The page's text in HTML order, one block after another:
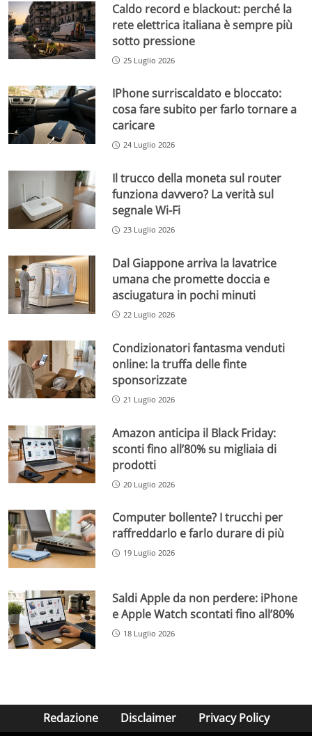
Caldo record e blackout: perché la
rete elettrica italiana è sempre più
sotto pressione
25 Luglio 2026
IPhone surriscaldato e bloccato:
cosa fare subito per farlo tornare a
caricare
24 Luglio 2026
Il trucco della moneta sul router
funziona davvero? La verità sul
segnale Wi-Fi
23 Luglio 2026
Dal Giappone arriva la lavatrice
umana che promette doccia e
asciugatura in pochi minuti
22 Luglio 2026
Condizionatori fantasma venduti
online: la truffa delle finte
sponsorizzate
21 Luglio 2026
Amazon anticipa il Black Friday:
sconti fino all’80% su migliaia di
prodotti
20 Luglio 2026
Computer bollente? I trucchi per
raffreddarlo e farlo durare di più
19 Luglio 2026
Saldi Apple da non perdere: iPhone
e Apple Watch scontati fino all’80%
18 Luglio 2026
Redazione Disclaimer Privacy Policy